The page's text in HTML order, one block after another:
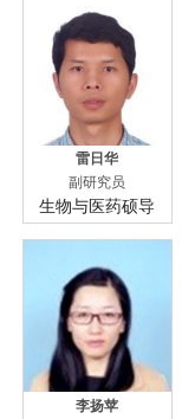
雷日华
副研究员
生物与医药硕导
李扬苹